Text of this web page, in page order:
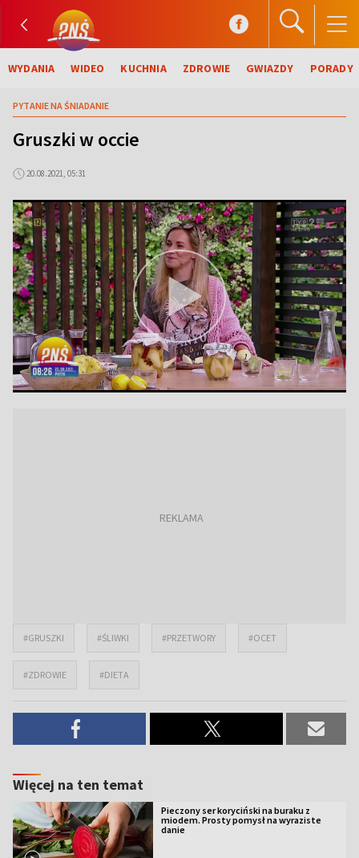
WYDANIA WIDEO KUCHNIA ZDROWIE GWIAZDY PORADY
PYTANIE NA ŚNIADANIE
Gruszki w occie
20.08.2021, 05:31
#GRUSZKI #ŚLIWKI #PRZETWORY #OCET
#ZDROWIE #DIETA
Więcej na ten temat
Pieczony ser koryciński na buraku z
miodem. Prosty pomysł na wyraziste
danie